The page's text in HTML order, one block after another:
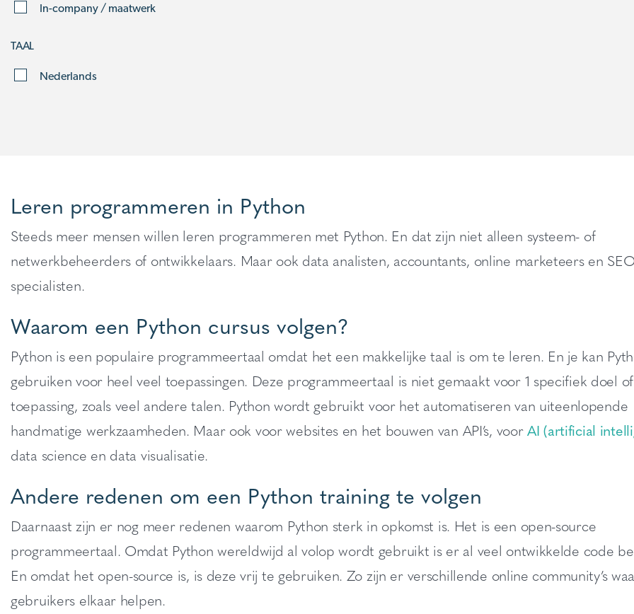
In-company / maatwerk
TAAL
Nederlands
Leren programmeren in Python
Steeds meer mensen willen leren programmeren met Python. En dat zijn niet alleen systeem- of
netwerkbeheerders of ontwikkelaars. Maar ook data analisten, accountants, online marketeers en
specialisten.
Waarom een Python cursus volgen?
Python is een populaire programmeertaal omdat het een makkelijke taal is om te leren. En je kan
gebruiken voor heel veel toepassingen. Deze programmeertaal is niet gemaakt voor 1 specifiek doel of
toepassing, zoals veel andere talen. Python wordt gebruikt voor het automatiseren van uiteenlopende
handmatige werkzaamheden. Maar ook voor websites en het bouwen van API’s, voorAI (artificial
data science en data visualisatie.
Andere redenen om een Python training te volgen
Daarnaast zijn er nog meer redenen waarom Python sterk in opkomst is. Het is een open-source
programmeertaal. Omdat Python wereldwijd al volop wordt gebruikt is er al veel ontwikkelde code
En omdat het open-source is, is deze vrij te gebruiken. Zo zijn er verschillende online community’s
gebruikers elkaar helpen.